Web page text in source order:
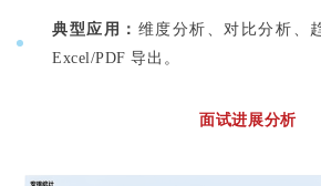
典型应用： 维度分析、对比分析、
Excel/PDF 导出。
面试进展分析